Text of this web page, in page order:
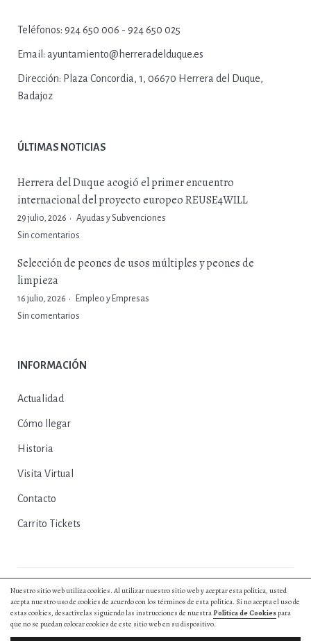
Nuestro sitio web utiliza cookies. Al utilizar nuestro sitio web y aceptar esta política, usted
acepta nuestro uso de cookies de acuerdo con los términos de esta política. Si no acepta el uso de
estas cookies, desactívelas siguiendo las instrucciones de nuestra Política de Cookiespara
que no se puedan colocar cookies de este sitio web en su dispositivo.
Teléfonos: 924 650 006 - 924 650 025
Email: ayuntamiento@herreradelduque.es
Dirección: Plaza Concordia, 1, 06670 Herrera del Duque,
Badajoz
ÚLTIMAS NOTICIAS
Herrera del Duque acogió el primer encuentro
internacional del proyecto europeo REUSE4WILL
29 julio, 2026
Ayudas y Subvenciones
Sin comentarios
Selección de peones de usos múltiples y peones de
limpieza
16 julio, 2026
Empleo y Empresas
Sin comentarios
INFORMACIÓN
Actualidad
Cómo llegar
Historia
Visita Virtual
Contacto
Carrito Tickets
© 2025, Excmo. Ayto. de Herrera del Duque |Política de Privacidad|
Política de Cookies
Aviso Legal | Entradas y Reservas Diseño web by
Hurry App